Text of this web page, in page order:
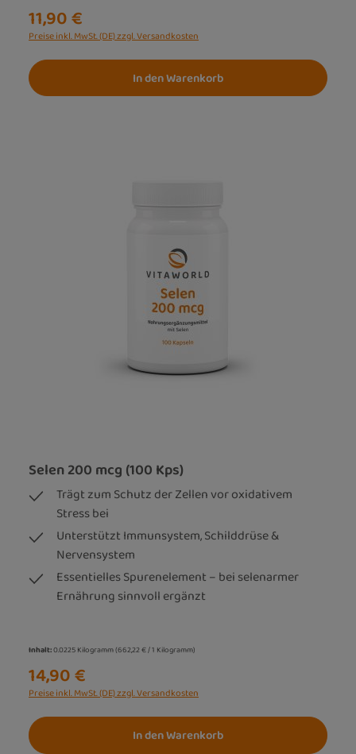
11,90 €
Preise inkl. MwSt. (DE) zzgl. Versandkosten
In den Warenkorb
Selen 200 mcg (100 Kps)
Trägt zum Schutz der Zellen vor oxidativem
Stress bei
Unterstützt Immunsystem, Schilddrüse &
Nervensystem
Essentielles Spurenelement – bei selenarmer
Ernährung sinnvoll ergänzt
Inhalt:0.0225 Kilogramm(662,22 € / 1 Kilogramm)
14,90 €
Preise inkl. MwSt. (DE) zzgl. Versandkosten
In den Warenkorb